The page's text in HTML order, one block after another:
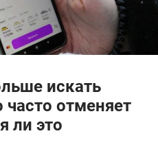
искать
часто отменяет
ли это